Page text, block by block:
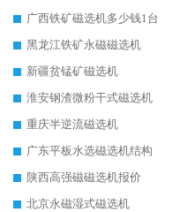
广西铁矿磁选机多少钱1台
黑龙江铁矿永磁磁选机
新疆贫锰矿磁选机
淮安钢渣微粉干式磁选机
重庆半逆流磁选机
广东平板水选磁选机结构
陕西高强磁磁选机报价
北京永磁湿式磁选机